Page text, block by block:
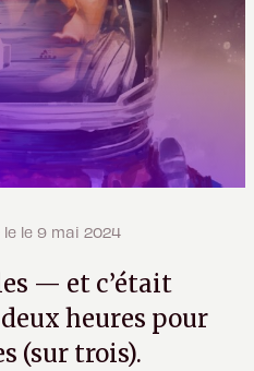
le 9 mai 2024
— et c’était
heures pour
(sur trois).